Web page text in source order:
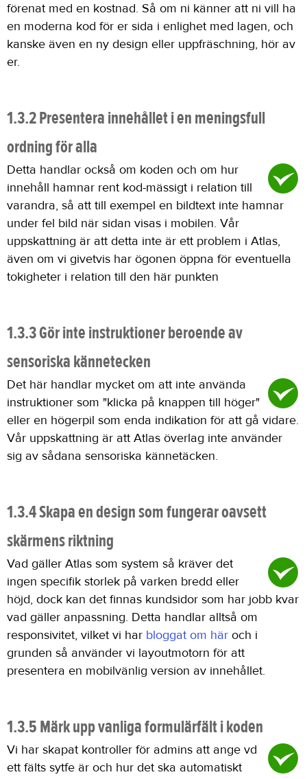
förenat med en kostnad. Så om ni känner att ni vill ha
en moderna kod för er sida i enlighet med lagen, och
kanske även en ny design eller uppfräschning, hör av
er.
1.3.2 Presentera innehållet i en meningsfull
ordning för alla
Detta handlar också om koden och om hur
innehåll hamnar rent kod-mässigt i relation till
varandra, så att till exempel en bildtext inte hamnar
under fel bild när sidan visas i mobilen. Vår
uppskattning är att detta inte är ett problem i Atlas,
även om vi givetvis har ögonen öppna för eventuella
tokigheter i relation till den här punkten
1.3.3 Gör inte instruktioner beroende av
sensoriska kännetecken
Det här handlar mycket om att inte använda
instruktioner som "klicka på knappen till höger"
eller en högerpil som enda indikation för att gå vidare.
Vår uppskattning är att Atlas överlag inte använder
sig av sådana sensoriska kännetäcken.
1.3.4 Skapa en design som fungerar oavsett
skärmens riktning
Vad gäller Atlas som system så kräver det
ingen specifik storlek på varken bredd eller
höjd, dock kan det finnas kundsidor som har jobb kvar
vad gäller anpassning. Detta handlar alltså om
responsivitet, vilket vi har bloggat om här och i
grunden så använder vi layoutmotorn för att
presentera en mobilvänlig version av innehållet.
1.3.5 Märk upp vanliga formulärfält i koden
Vi har skapat kontroller för admins att ange vd
ett fälts sytfe är och hur det ska automatiskt